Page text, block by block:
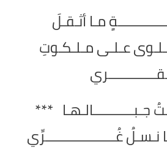
مـا أثـقـلَ
عـلـى مـلـكـوتِ
جـبـــــــــــالـهـا ***
نـسـلُ غُـــــــــــــــــــرِّي